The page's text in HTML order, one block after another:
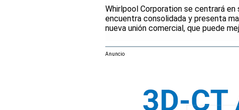
Whirlpool Corporation se centrará en
encuentra consolidada y presenta
nueva unión comercial, que puede
Anuncio